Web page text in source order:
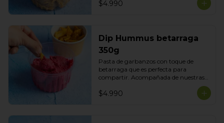
$4.990
Dip Hummus betarraga
350g
Pasta de garbanzos con toque de
betarraga que es perfecta para
compartir. Acompañada de nuestras
$4.990